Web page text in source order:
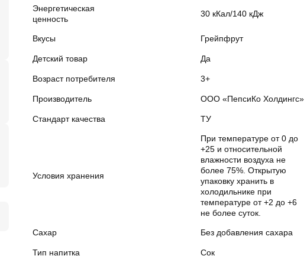
Энергетическая
ценность
30 кКал/140 кДж
Вкусы Грейпфрут
Детский товар Да
Возраст потребителя 3+
Производитель ООО «ПепсиКо Холдингс»
Стандарт качества ТУ
Условия хранения
При температуре от 0 до
+25 и относительной
влажности воздуха не
более 75%. Открытую
упаковку хранить в
холодильнике при
температуре от +2 до +6
не более суток.
Сахар Без добавления сахара
Тип напитка Сок